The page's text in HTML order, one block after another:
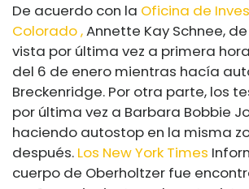
De acuerdo con la Oficina de
Colorado,Annette Kay Schnee,
vista por última vez a primera
del 6 de enero mientras hacía
Breckenridge. Por otra parte, los
por última vez a Barbara Bobbie
haciendo autostop en la misma
después. Los New York Times
cuerpo de Oberholtzer fue